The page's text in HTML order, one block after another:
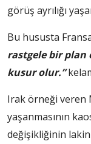
görüş ayrılığı
Bu hususta
rastgele bir
kusur olur.”
Irak örneği veren
yaşanmasının
değişikliğinin